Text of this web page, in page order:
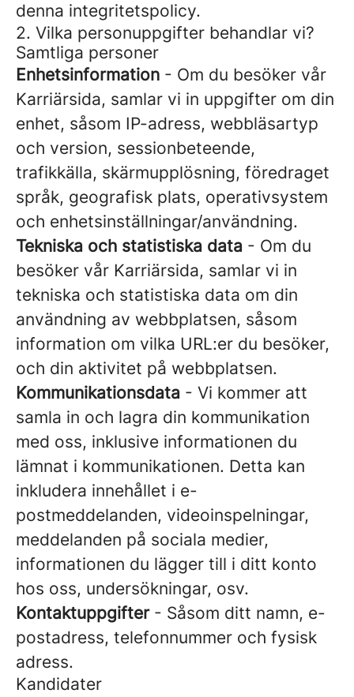
denna integritetspolicy.
2. Vilka personuppgifter behandlar vi?
Samtliga personer
Enhetsinformation - Om du besöker vår
Karriärsida, samlar vi in uppgifter om din
enhet, såsom IP-adress, webbläsartyp
och version, sessionbeteende,
trafikkälla, skärmupplösning, föredraget
språk, geografisk plats, operativsystem
och enhetsinställningar/användning.
Tekniska och statistiska data - Om du
besöker vår Karriärsida, samlar vi in
tekniska och statistiska data om din
användning av webbplatsen, såsom
information om vilka URL:er du besöker,
och din aktivitet på webbplatsen.
Kommunikationsdata - Vi kommer att
samla in och lagra din kommunikation
med oss, inklusive informationen du
lämnat i kommunikationen. Detta kan
inkludera innehållet i e-
postmeddelanden, videoinspelningar,
meddelanden på sociala medier,
informationen du lägger till i ditt konto
hos oss, undersökningar, osv.
Kontaktuppgifter- Såsom ditt namn, e-
postadress, telefonnummer och fysisk
adress.
Kandidater